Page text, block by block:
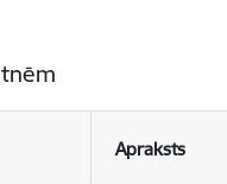
Apraksts